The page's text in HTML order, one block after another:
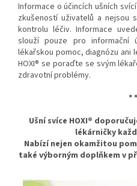
Informace o účincích ušních
zkušeností uživatelů a nejsou
kontrolu léčiv. Informace
slouží pouze pro informační
lékařskou pomoc, diagnózu ani
HOXI® se poraďte se svým
zdravotní problémy.
*
Ušní svíce HOXI®
lékárničky
Nabízí nejen okamžitou
také výborným doplňkem v